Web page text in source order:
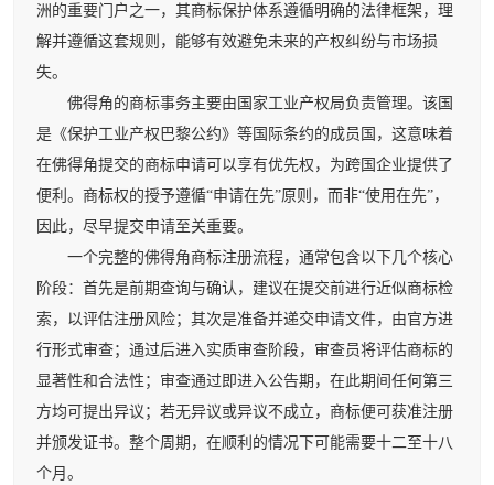
洲的重要门户之一，其商标保护体系遵循明确的法律框架，理
解并遵循这套规则，能够有效避免未来的产权纠纷与市场损
失。
佛得角的商标事务主要由国家工业产权局负责管理。该国
是《保护工业产权巴黎公约》等国际条约的成员国，这意味着
在佛得角提交的商标申请可以享有优先权，为跨国企业提供了
便利。商标权的授予遵循“申请在先”原则，而非“使用在先”，
因此，尽早提交申请至关重要。
一个完整的佛得角商标注册流程，通常包含以下几个核心
阶段：首先是前期查询与确认，建议在提交前进行近似商标检
索，以评估注册风险；其次是准备并递交申请文件，由官方进
行形式审查；通过后进入实质审查阶段，审查员将评估商标的
显著性和合法性；审查通过即进入公告期，在此期间任何第三
方均可提出异议；若无异议或异议不成立，商标便可获准注册
并颁发证书。整个周期，在顺利的情况下可能需要十二至十八
个月。